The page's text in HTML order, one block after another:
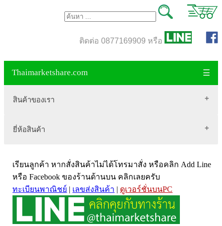
ติดต่อ 0877169909 หรือ
Thaimarketshare.com ☰
สินค้าของเรา
สินค้าขายดี
สมุนไพรไทย
เครื่องดื่มกาแฟ
น้ำหนัก
ขนาด อกสตรี
ผิวพรรณ-กลูต้า
ยี่ห้อสินค้า
Biogrow
Blackmores
VitaHealth
Mega we care
Vistra วิสทร้า
เรียนลูกค้า หากสั่งสินค้าไม่ได้โทรมาสั่ง หรือคลิก Add Line
หรือ Facebook ของร้านด้านบน คลิกเลยครับ
ทะเบียนพาณิชย์ | เลขส่งสินค้า | ดูเวอร์ชั่นบนPC